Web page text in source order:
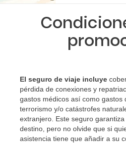
El seguro de viaje incluye
pérdida de conexiones y
gastos médicos así como gastos
terrorismo y/o catástrofes
extranjero. Este seguro
destino, pero no olvide que si
asistencia tiene que añadir a su